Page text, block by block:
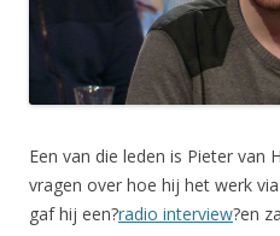
Een van die leden is Pieter van
vragen over hoe hij het werk
gaf hij een?radio interview?en